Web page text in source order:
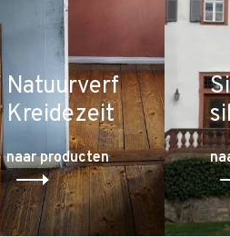
Natuurverf
Kreidezeit
naar producten